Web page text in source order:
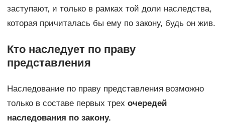
заступают, и только в рамках той доли наследства,
которая причиталась бы ему по закону, будь он жив.
Кто наследует по праву
представления
Наследование по праву представления возможно
только в составе первых трех очередей
наследования по закону.